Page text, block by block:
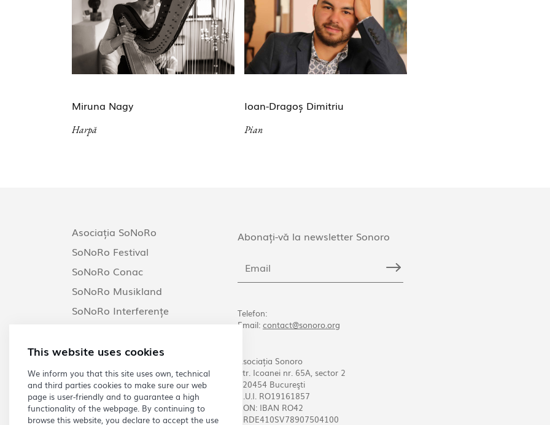
Miruna Nagy
Harpă
Ioan-Dragoș Dimitriu
Pian
Asociația SoNoRo
SoNoRo Festival
SoNoRo Conac
SoNoRo Musikland
SoNoRo Interferențe
Abonați-vă la newsletter Sonoro
Telefon:
Email: contact@sonoro.org
Asociația Sonoro
Str. Icoanei nr. 65A, sector 2
020454 Bucureşti
C.U.I. RO19161857
RON: IBAN RO42
BRDE410SV78907504100
This website uses cookies
We inform you that this site uses own, technical
and third parties cookies to make sure our web
page is user-friendly and to guarantee a high
functionality of the webpage. By continuing to
browse this website, you declare to accept the use